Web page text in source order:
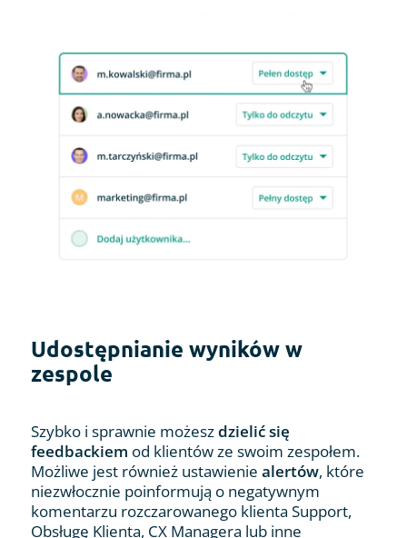
Udostępnianie wyników w
zespole
Szybko i sprawnie możeszdzielić się
feedbackiem od klientów ze swoim zespołem.
Możliwe jest również ustawienie alertów, które
niezwłocznie poinformują o negatywnym
komentarzu rozczarowanego klienta Support,
Obsługę Klienta, CX Managera lub inne